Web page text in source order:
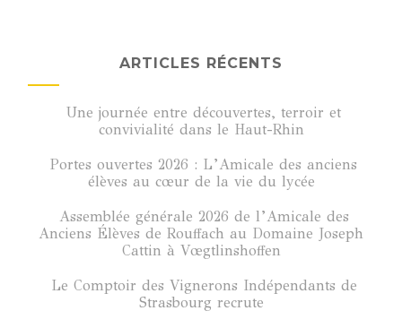
ARTICLES RÉCENTS
Une journée entre découvertes, terroir et
convivialité dans le Haut-Rhin
Portes ouvertes 2026 : L’Amicale des anciens
élèves au cœur de la vie du lycée
Assemblée générale 2026 de l’Amicale des
Anciens Élèves de Rouffach au Domaine Joseph
Cattin à Vœgtlinshoffen
Le Comptoir des Vignerons Indépendants de
Strasbourg recrute